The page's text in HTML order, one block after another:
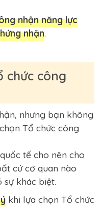
nhận năng lực
nhận.
chức công
nhưng bạn không
Tổ chức công
tế cho nên cho
cứ cơ quan nào
sự khác biệt.
khi lựa chọn Tổ chức